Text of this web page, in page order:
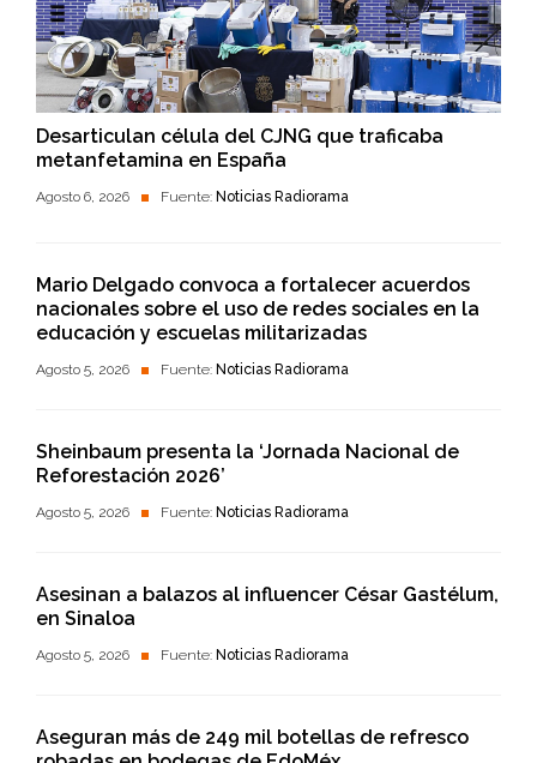
Desarticulan célula del CJNG que traficaba
metanfetamina en España
Agosto 6, 2026 Fuente: Noticias Radiorama
Mario Delgado convoca a fortalecer acuerdos
nacionales sobre el uso de redes sociales en la
educación y escuelas militarizadas
Agosto 5, 2026 Fuente: Noticias Radiorama
Sheinbaum presenta la ‘Jornada Nacional de
Reforestación 2026’
Agosto 5, 2026 Fuente: Noticias Radiorama
Asesinan a balazos al influencer César Gastélum,
en Sinaloa
Agosto 5, 2026 Fuente: Noticias Radiorama
Aseguran más de 249 mil botellas de refresco